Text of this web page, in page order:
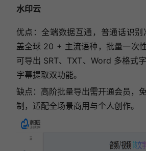
水印云
优点：全端数据互通，普通话识
盖全球 20 + 主流语种，批量一次
可导出 SRT、TXT、Word 多格式
字幕提取双功能。
缺点：高阶批量导出需开通会员，
制，适配全场景商用与个人创作。